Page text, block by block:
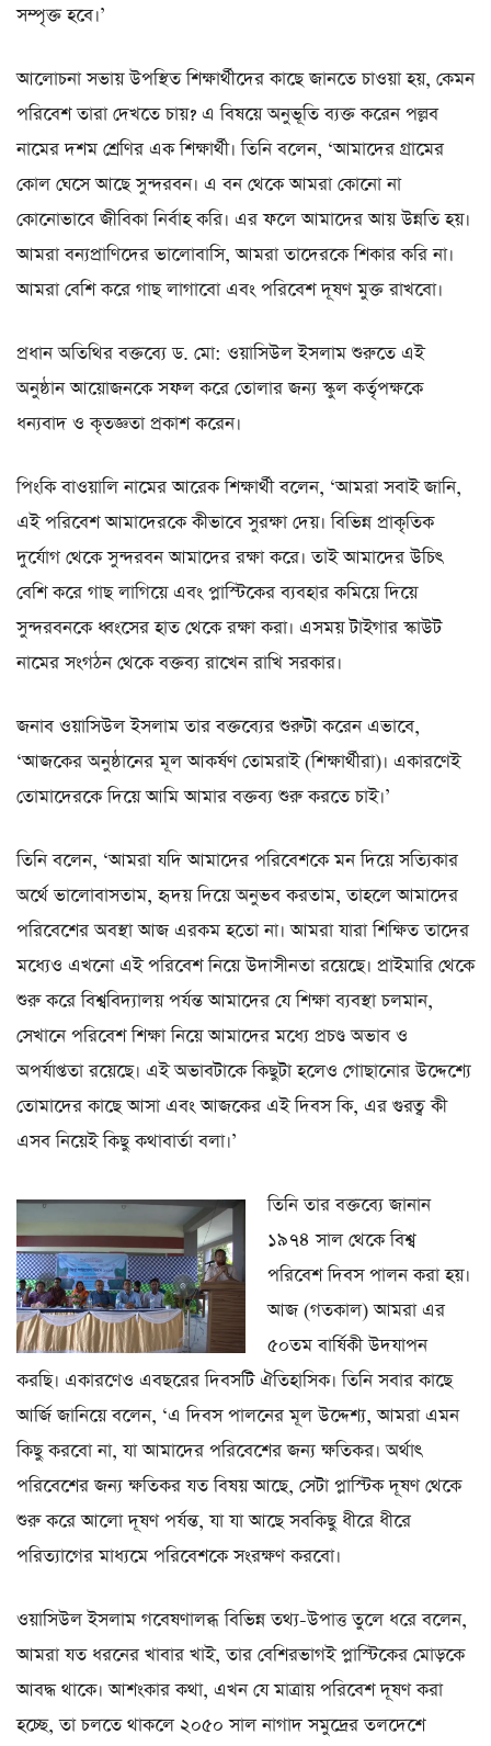
সম্পৃক্ত হবে।’
আলোচনা সভায় উপস্থিত শিক্ষার্থীদের কাছে জানতে চাওয়া হয়, কেমন
পরিবেশ তারা দেখতে চায়? এ বিষয়ে অনুভূতি ব্যক্ত করেন পল্লব
নামের দশম শ্রেণির এক শিক্ষার্থী। তিনি বলেন, ‘আমাদের গ্রামের
কোল ঘেসে আছে সুন্দরবন। এ বন থেকে আমরা কোনো না
কোনোভাবে জীবিকা নির্বাহ করি। এর ফলে আমাদের আয় উন্নতি হয়।
আমরা বন্যপ্রাণিদের ভালোবাসি, আমরা তাদেরকে শিকার করি না।
আমরা বেশি করে গাছ লাগাবো এবং পরিবেশ দূষণ মুক্ত রাখবো।
প্রধান অতিথির বক্তব্যে ড. মো: ওয়াসিউল ইসলাম শুরুতে এই
অনুষ্ঠান আয়োজনকে সফল করে তোলার জন্য স্কুল কর্তৃপক্ষকে
ধন্যবাদ ও কৃতজ্ঞতা প্রকাশ করেন।
পিংকি বাওয়ালি নামের আরেক শিক্ষার্থী বলেন, ‘আমরা সবাই জানি,
এই পরিবেশ আমাদেরকে কীভাবে সুরক্ষা দেয়। বিভিন্ন প্রাকৃতিক
দুর্যোগ থেকে সুন্দরবন আমাদের রক্ষা করে। তাই আমাদের উচিৎ
বেশি করে গাছ লাগিয়ে এবং প্লাস্টিকের ব্যবহার কমিয়ে দিয়ে
সুন্দরবনকে ধ্বংসের হাত থেকে রক্ষা করা। এসময় টাইগার স্কাউট
নামের সংগঠন থেকে বক্তব্য রাখেন রাখি সরকার।
জনাব ওয়াসিউল ইসলাম তার বক্তব্যের শুরুটা করেন এভাবে,
‘আজকের অনুষ্ঠানের মূল আকর্ষণ তোমরাই (শিক্ষার্থীরা)। একারণেই
তোমাদেরকে দিয়ে আমি আমার বক্তব্য শুরু করতে চাই।’
তিনি বলেন, ‘আমরা যদি আমাদের পরিবেশকে মন দিয়ে সত্যিকার
অর্থে ভালোবাসতাম, হৃদয় দিয়ে অনুভব করতাম, তাহলে আমাদের
পরিবেশের অবস্থা আজ এরকম হতো না। আমরা যারা শিক্ষিত তাদের
মধ্যেও এখনো এই পরিবেশ নিয়ে উদাসীনতা রয়েছে। প্রাইমারি থেকে
শুরু করে বিশ্ববিদ্যালয় পর্যন্ত আমাদের যে শিক্ষা ব্যবস্থা চলমান,
সেখানে পরিবেশ শিক্ষা নিয়ে আমাদের মধ্যে প্রচণ্ড অভাব ও
অপর্যাপ্ততা রয়েছে। এই অভাবটাকে কিছুটা হলেও গোছানোর উদ্দেশ্যে
তোমাদের কাছে আসা এবং আজকের এই দিবস কি, এর গুরত্ব কী
এসব নিয়েই কিছু কথাবার্তা বলা।’
তিনি তার বক্তব্যে জানান
১৯৭৪ সাল থেকে বিশ্ব
পরিবেশ দিবস পালন করা হয়।
আজ (গতকাল) আমরা এর
৫০তম বার্ষিকী উদযাপন
করছি। একারণেও এবছরের দিবসটি ঐতিহাসিক। তিনি সবার কাছে
আর্জি জানিয়ে বলেন, ‘এ দিবস পালনের মূল উদ্দেশ্য, আমরা এমন
কিছু করবো না, যা আমাদের পরিবেশের জন্য ক্ষতিকর। অর্থাৎ
পরিবেশের জন্য ক্ষতিকর যত বিষয় আছে, সেটা প্লাস্টিক দূষণ থেকে
শুরু করে আলো দূষণ পর্যন্ত, যা যা আছে সবকিছু ধীরে ধীরে
পরিত্যাগের মাধ্যমে পরিবেশকে সংরক্ষণ করবো।
ওয়াসিউল ইসলাম গবেষণালব্ধ বিভিন্ন তথ্য-উপাত্ত তুলে ধরে বলেন,
আমরা যত ধরনের খাবার খাই, তার বেশিরভাগই প্লাস্টিকের মোড়কে
আবদ্ধ থাকে। আশংকার কথা, এখন যে মাত্রায় পরিবেশ দূষণ করা
হচ্ছে, তা চলতে থাকলে ২০৫০ সাল নাগাদ সমুদ্রের তলদেশে